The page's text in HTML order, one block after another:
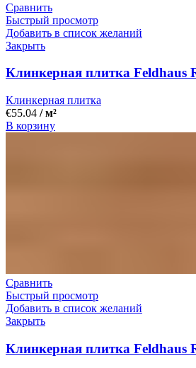
Сравнить
Быстрый просмотр
Добавить в список желаний
Закрыть
Клинкерная плитка Feldhaus
Клинкерная плитка
€55.04 / м²
В корзину
Сравнить
Быстрый просмотр
Добавить в список желаний
Закрыть
Клинкерная плитка Feldhaus